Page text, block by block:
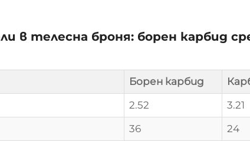
в телесна броня: борен карбид
Борен карбид
2.52 3.21
36 24